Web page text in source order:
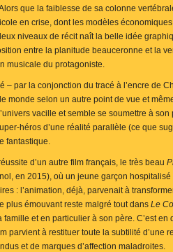
que la faiblesse de sa colonne
en crise, dont les modèles
niveaux de récit naît la belle idée
entre la planitude beauceronne et la
musicale du protagoniste.
par la conjonction du tracé à l’encre de
monde selon un autre point de vue et
vacille et semble se soumettre à
héros d’une réalité parallèle (ce que
fantastique.
d’un autre film français, le très beau
en 2015), où un jeune garçon
: l’animation, déjà, parvenait à
plus émouvant reste malgré tout dans Le
famille et en particulier à son père. C’est en
parvient à restituer toute la subtilité d’une
et de marques d’affection maladroites.